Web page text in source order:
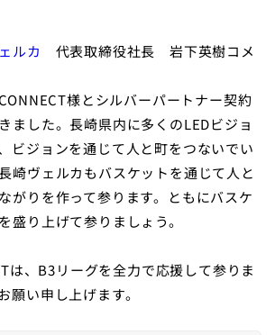
ルカ
代表取締役社⻑ 岩下英樹コメ
様とシルバーパートナー契約
ました。長崎県内に多くのLEDビジョ
ビジョンを通じて人と町をつないでい
崎ヴェルカもバスケットを通じて人と
がりを作って参ります。ともにバスケ
盛り上げて参りましょう。
は、B3リーグを全力で応援して参りま
願い申し上げます。